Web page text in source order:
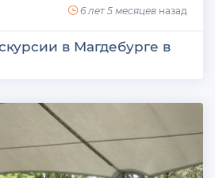
6 лет 5 месяцев назад
в Магдебурге в